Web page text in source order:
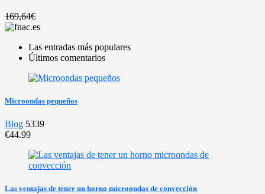
169,64€
Las entradas más populares
Últimos comentarios
Microondas pequeños
Blog 5339
€44.99
Las ventajas de tener un horno microondas de convección